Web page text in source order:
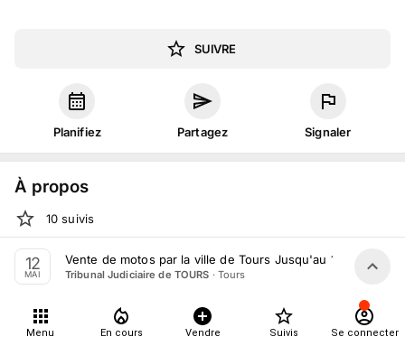
SUIVRE
Planifiez Partagez Signaler
À propos
10 suivis
Mar. 12 mai 2026 à 14:30 - 18:30
Vente judiciaireorganiséepar Tribunal Judiciaire de TOURS
Tout le monde peut participer
12
MAI
Vente de motos par la ville de Tours Jusqu'au 12 Mai 2026
Tribunal Judiciaire de TOURS · Tours
Menu En cours Vendre Suivis Se connecter